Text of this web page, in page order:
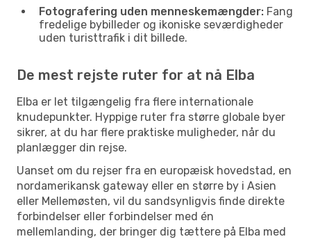
Fotografering uden menneskemængder: Fang
fredelige bybilleder og ikoniske seværdigheder
uden turisttrafik i dit billede.
De mest rejste ruter for at nå Elba
Elba er let tilgængelig fra flere internationale
knudepunkter. Hyppige ruter fra større globale byer
sikrer, at du har flere praktiske muligheder, når du
planlægger din rejse.
Uanset om du rejser fra en europæisk hovedstad, en
nordamerikansk gateway eller en større by i Asien
eller Mellemøsten, vil du sandsynligvis finde direkte
forbindelser eller forbindelser med én
mellemlanding, der bringer dig tættere på Elba med